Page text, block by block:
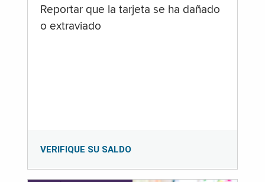
Reportar que la tarjeta se ha dañado
o extraviado
VERIFIQUE SU SALDO